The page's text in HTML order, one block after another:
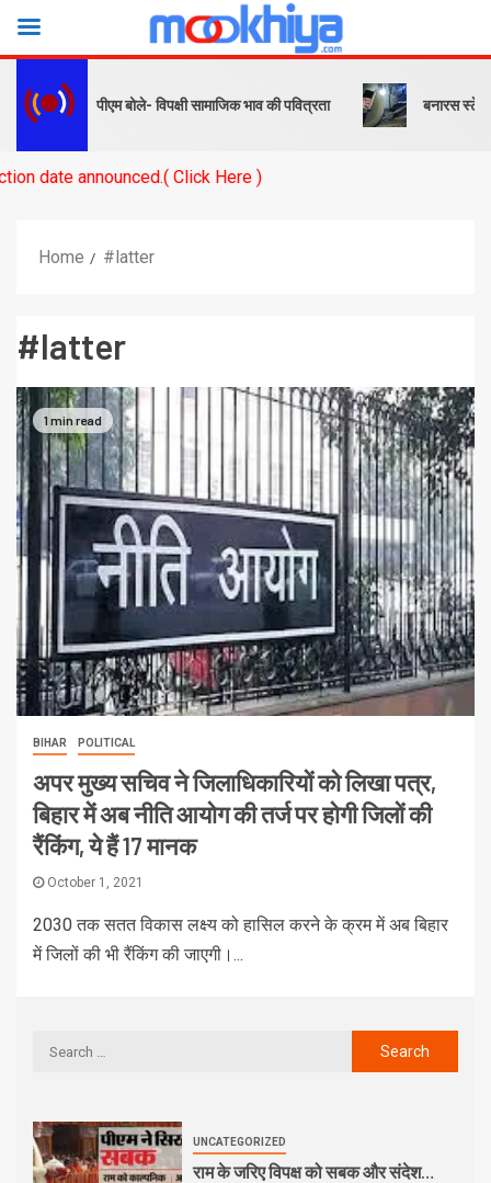
और संदेश… पीएम बोले- विपक्षी सामाजिक भाव की पवित्रता बनारस स्टेशन के
announced.( Click Here )
Home #latter
#latter
1 min read
BIHAR POLITICAL
अपर मुख्य सचिव ने जिलाधिकारियों को लिखा पत्र,
बिहार में अब नीति आयोग की तर्ज पर होगी जिलों की
रैंकिंग, ये हैं 17 मानक
October 1, 2021
2030 तक सतत विकास लक्ष्य को हासिल करने के क्रम में अब बिहार
में जिलों की भी रैंकिंग की जाएगी।...
UNCATEGORIZED
राम के जरिए विपक्ष को सबक और संदेश…